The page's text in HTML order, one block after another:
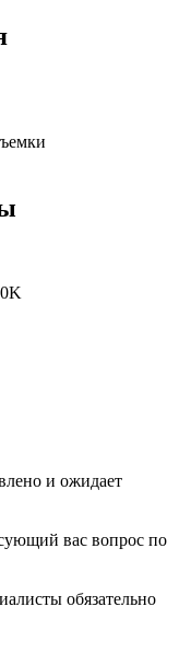
и ожидает
вас вопрос по
обязательно